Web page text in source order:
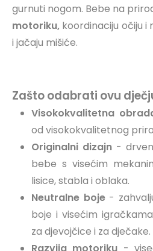
gurnuti nogom. Bebe na
motoriku, koordinaciju očiju i
i jačaju mišiće.
Zašto odabrati ovu
Visokokvalitetna
od visokokvalitetnog
Originalni dizajn -
bebe s visećim
lisice, stabla i oblaka.
Neutralne boje-
boje i visećim
za djevojčice i za dječake.